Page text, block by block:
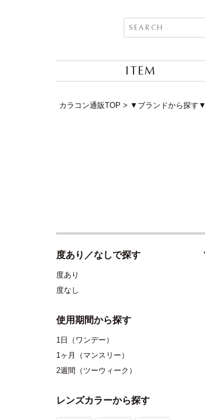
ITEM
カラコン通販TOP ▼ブランドから探す▼
度あり／なしで探す
度あり
度なし
使用期間から探す
1日（ワンデー）
1ヶ月（マンスリー）
2週間（ツーウィーク）
レンズカラーから探す